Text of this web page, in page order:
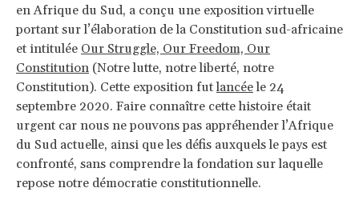
en Afrique du Sud, a conçu une exposition virtuelle
portant sur l’élaboration de la Constitution sud-africaine
et intitulée Our Struggle, Our Freedom, Our
Constitution (Notre lutte, notre liberté, notre
Constitution). Cette exposition futlancéele 24
septembre 2020. Faire connaître cette histoire était
urgent car nous ne pouvons pas appréhender l’Afrique
du Sud actuelle, ainsi que les défis auxquels le pays est
confronté, sans comprendre la fondation sur laquelle
repose notre démocratie constitutionnelle.